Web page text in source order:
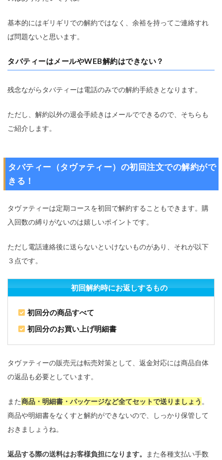
基本的にはギリギリでの解約ではなく、余裕を持ってご連絡すれ
ば問題ないと思います。
タバティーはメールやWEB解約はできない？
残念ながらタバティーは電話のみでの解約手続きとなります。
ただし、解約以外の退会手続きはメールでできるので、そちらも
ご紹介します。
タバティー（タヴァティー）の初回注文での解約がで
きる！
タヴァティーは定期コースを初回で解約することもできます。購
入回数の縛りがないのは嬉しいポイントです。
ただし電話連絡後に送らないといけないものがあり、それが以下
３点です。
初回解約時にお返しするもの
初回分の商品すべて
初回分のお買い上げ明細書
タヴァティーの販売元は転売対策として、返金対応には商品自体
の返品も必要としています。
また商品・明細書・パッケージなど全てセットで送りましょう 。
商品や明細書をなくすと解約ができないので、しっかり保管して
おきましょうね。
返品する際の送料はお客様負担になります。
また各種支払い手数